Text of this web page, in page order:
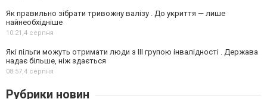
Як правильно зібрати тривожну валізу . До укриття — лише
найнеобхідніше
10:21,4 серпня
Які пільги можуть отримати люди з III групою інвалідності . Держава
надає більше, ніж здається
08:57,4 серпня
Рубрики новин